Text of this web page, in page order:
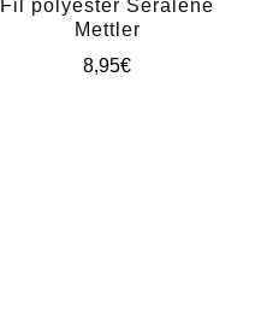
Fil polyester Seralene
Mettler
8,95€